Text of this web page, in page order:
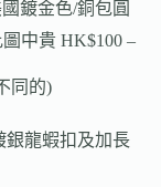
鍍金色/銅包圓
中貴 HK$100 –
同的)
銀龍蝦扣及加長